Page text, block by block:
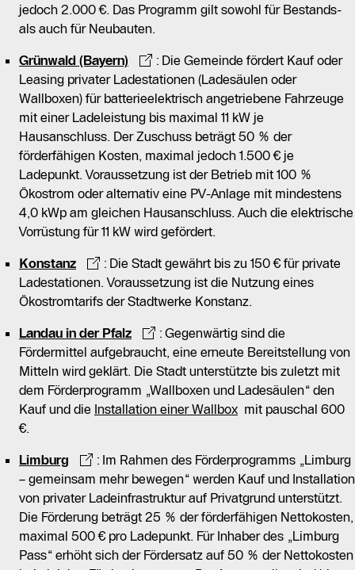
jedoch 2.000 €. Das Programm gilt sowohl für Bestands-
als auch für Neubauten.
Grünwald (Bayern)
: Die Gemeinde fördert Kauf oder
Leasing privater Ladestationen (Ladesäulen oder
Wallboxen) für batterieelektrisch angetriebene Fahrzeuge
mit einer Ladeleistung bis maximal 11 kW je
Hausanschluss. Der Zuschuss beträgt 50 % der
förderfähigen Kosten, maximal jedoch 1.500 € je
Ladepunkt. Voraussetzung ist der Betrieb mit 100 %
Ökostrom oder alternativ eine PV-Anlage mit mindestens
4,0 kWp am gleichen Hausanschluss. Auch die elektrische
Vorrüstung für 11 kW wird gefördert.
Konstanz
: Die Stadt gewährt bis zu 150 € für private
Ladestationen. Voraussetzung ist die Nutzung eines
Ökostromtarifs der Stadtwerke Konstanz.
Landau in der Pfalz
: Gegenwärtig sind die
Fördermittel aufgebraucht, eine erneute Bereitstellung von
Mitteln wird geklärt. Die Stadt unterstützte bis zuletzt mit
dem Förderprogramm „Wallboxen und Ladesäulen“ den
Kauf und die Installation einer Wallbox mit pauschal 600
€.
Limburg
: Im Rahmen des Förderprogramms „Limburg
– gemeinsam mehr bewegen“ werden Kauf und Installation
von privater Ladeinfrastruktur auf Privatgrund unterstützt.
Die Förderung beträgt 25 % der förderfähigen Nettokosten,
maximal 500 € pro Ladepunkt. Für Inhaber des „Limburg
Pass“ erhöht sich der Fördersatz auf 50 % der Nettokosten